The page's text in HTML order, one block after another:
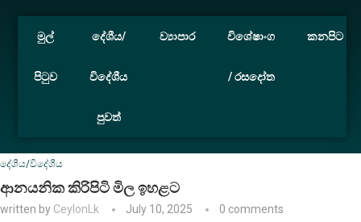
මුල්
පිටුව
දේශීය/
විදේශීය
පුවත්
ව්‍යාපාර විශේෂාංග
/ රසදෝත
කනපිට
දේශීය/විදේශීය
ආනයනික කිරිපිටි මිල ඉහළට
written by CeylonLk July 10, 2025 0 comments